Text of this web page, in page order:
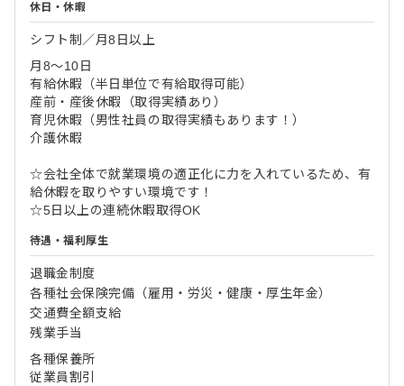
休日・休暇
シフト制／月8日以上
月8～10日
有給休暇（半日単位で有給取得可能）
産前・産後休暇（取得実績あり）
育児休暇（男性社員の取得実績もあります！）
介護休暇
☆会社全体で就業環境の適正化に力を入れているため、有
給休暇を取りやすい環境です！
☆5日以上の連続休暇取得OK
待遇・福利厚生
退職金制度
各種社会保険完備（雇用・労災・健康・厚生年金）
交通費全額支給
残業手当
各種保養所
従業員割引